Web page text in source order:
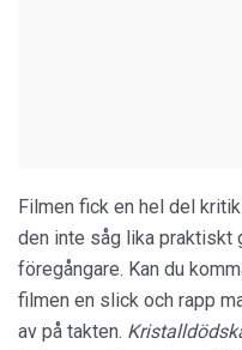
Filmen fick en hel del
den inte såg lika praktiskt
föregångare. Kan du
filmen en slick och rapp
av på takten. K